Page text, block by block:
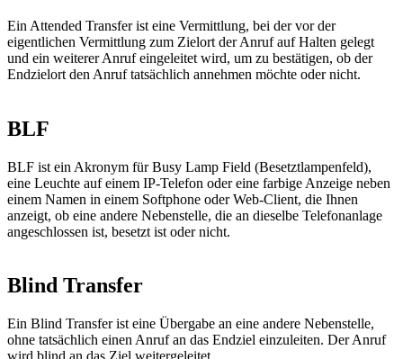
Ein Attended Transfer ist eine Vermittlung, bei der vor der
eigentlichen Vermittlung zum Zielort der Anruf auf Halten gelegt
und ein weiterer Anruf eingeleitet wird, um zu bestätigen, ob der
Endzielort den Anruf tatsächlich annehmen möchte oder nicht.
BLF
BLF ist ein Akronym für Busy Lamp Field (Besetztlampenfeld),
eine Leuchte auf einem IP-Telefon oder eine farbige Anzeige neben
einem Namen in einem Softphone oder Web-Client, die Ihnen
anzeigt, ob eine andere Nebenstelle, die an dieselbe Telefonanlage
angeschlossen ist, besetzt ist oder nicht.
Blind Transfer
Ein Blind Transfer ist eine Übergabe an eine andere Nebenstelle,
ohne tatsächlich einen Anruf an das Endziel einzuleiten. Der Anruf